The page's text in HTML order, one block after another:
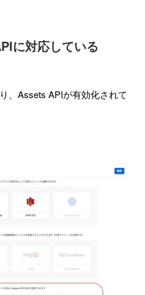
に対応している
、Assets APIが有効化されて